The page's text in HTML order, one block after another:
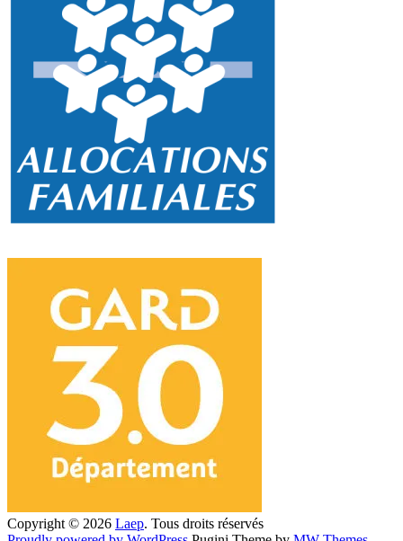
Copyright © 2026 Laep. Tous droits réservés